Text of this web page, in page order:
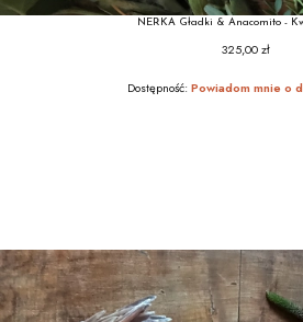
NERKA Gładki & Anacomito -
Cena
325,00 zł
Dostępność: Powiadom mnie o